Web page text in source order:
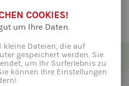
COOKIES!
um Ihre Daten.
kleine Dateien, die auf
gespeichert werden. Sie
um Ihr Surferlebnis zu
können Ihre Einstellungen